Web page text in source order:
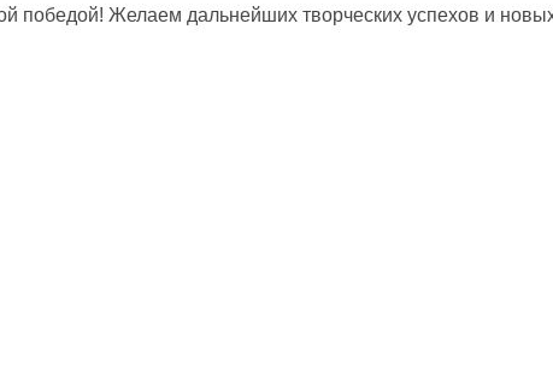
победой! Желаем дальнейших творческих успехов и